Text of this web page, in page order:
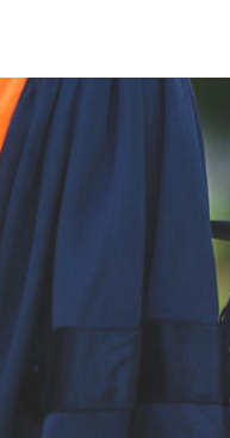
EDUCATION